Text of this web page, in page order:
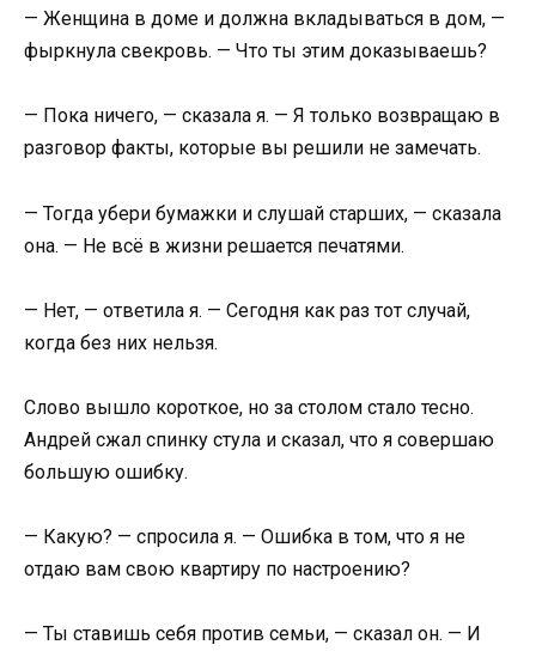
— Женщина в доме и должна вкладываться в дом, —
фыркнула свекровь. — Что ты этим доказываешь?
— Пока ничего, — сказала я. — Я только возвращаю в
разговор факты, которые вы решили не замечать.
— Тогда убери бумажки и слушай старших, — сказала
она. — Не всё в жизни решается печатями.
— Нет, — ответила я. — Сегодня как раз тот случай,
когда без них нельзя.
Слово вышло короткое, но за столом стало тесно.
Андрей сжал спинку стула и сказал, что я совершаю
большую ошибку.
— Какую? — спросила я. — Ошибка в том, что я не
отдаю вам свою квартиру по настроению?
— Ты ставишь себя против семьи, — сказал он. — И